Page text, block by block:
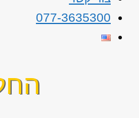
077-3635300